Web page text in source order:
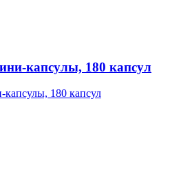
капсулы, 180 капсул